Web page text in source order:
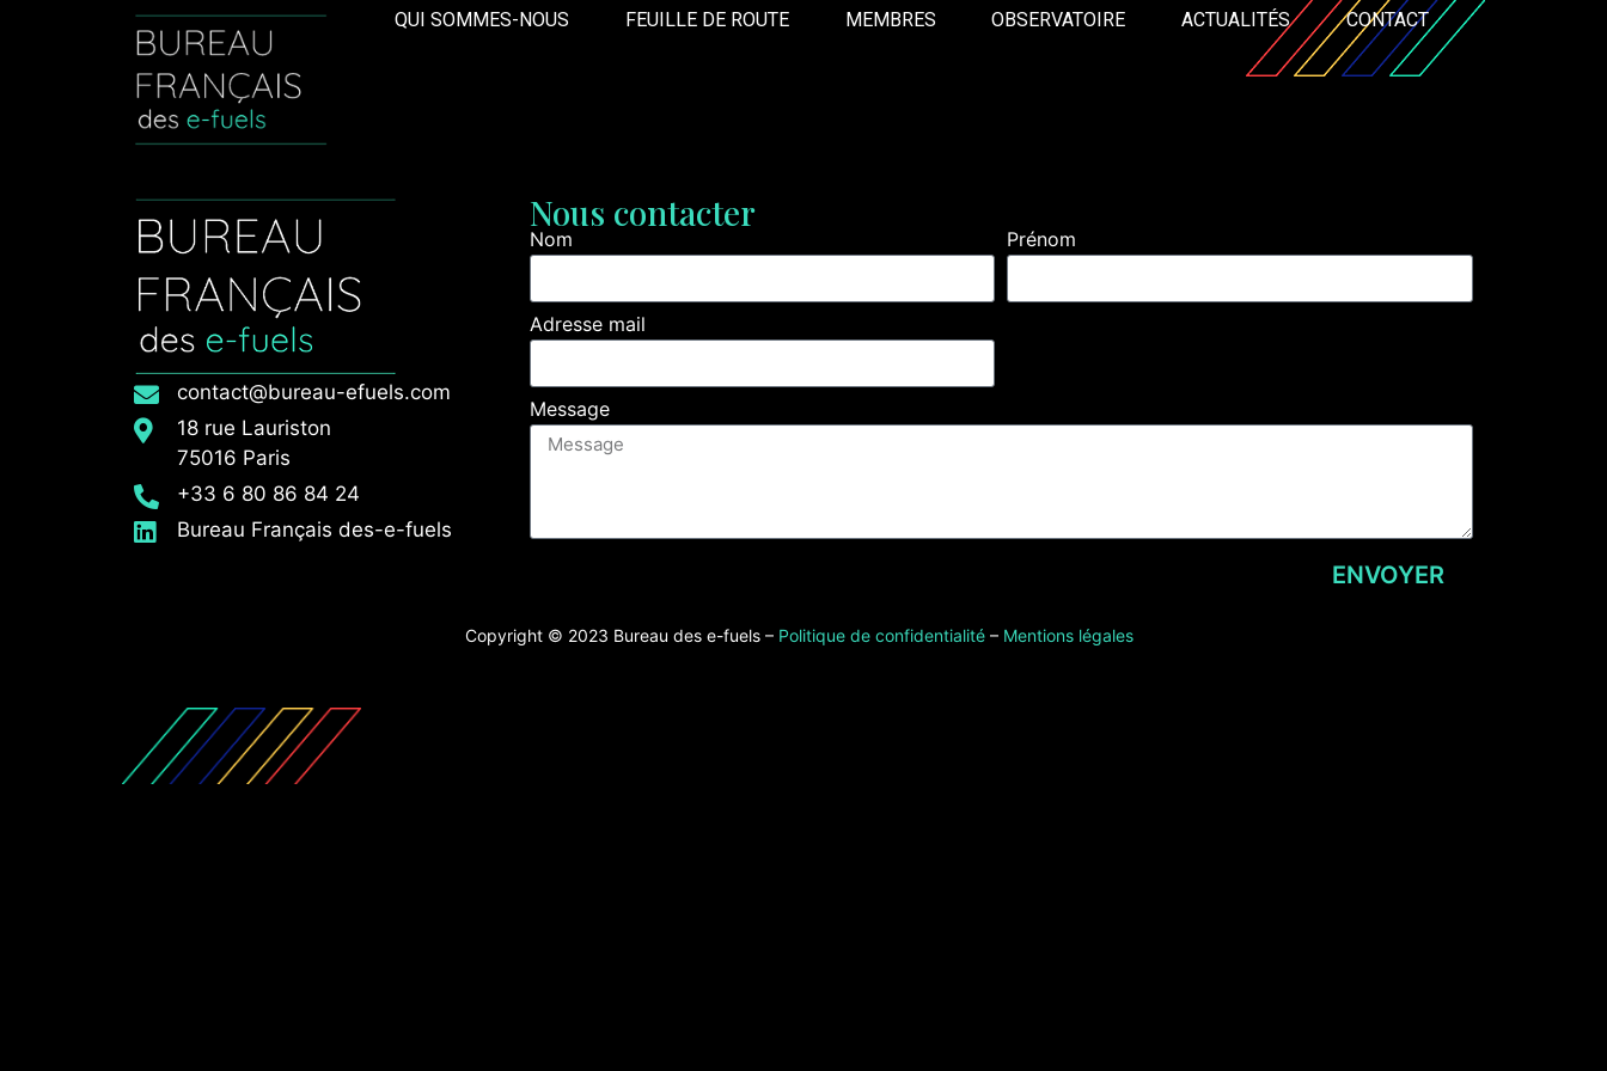
QUI SOMMES-NOUS FEUILLE DE ROUTE MEMBRES OBSERVATOIRE ACTUALITÉS CONTACT
contact@bureau-efuels.com
18 rue Lauriston
75016 Paris
+33 6 80 86 84 24
Bureau Français des-e-fuels
Nous contacter
Nom Prénom
Adresse mail
Message
ENVOYER
Copyright © 2023 Bureau des e-fuels – Politique de confidentialité– Mentions légales